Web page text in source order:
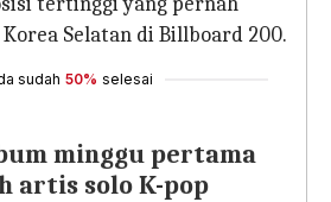
Selatan di Billboard 200.
sudah 50% selesai
minggu pertama
artis solo K-pop